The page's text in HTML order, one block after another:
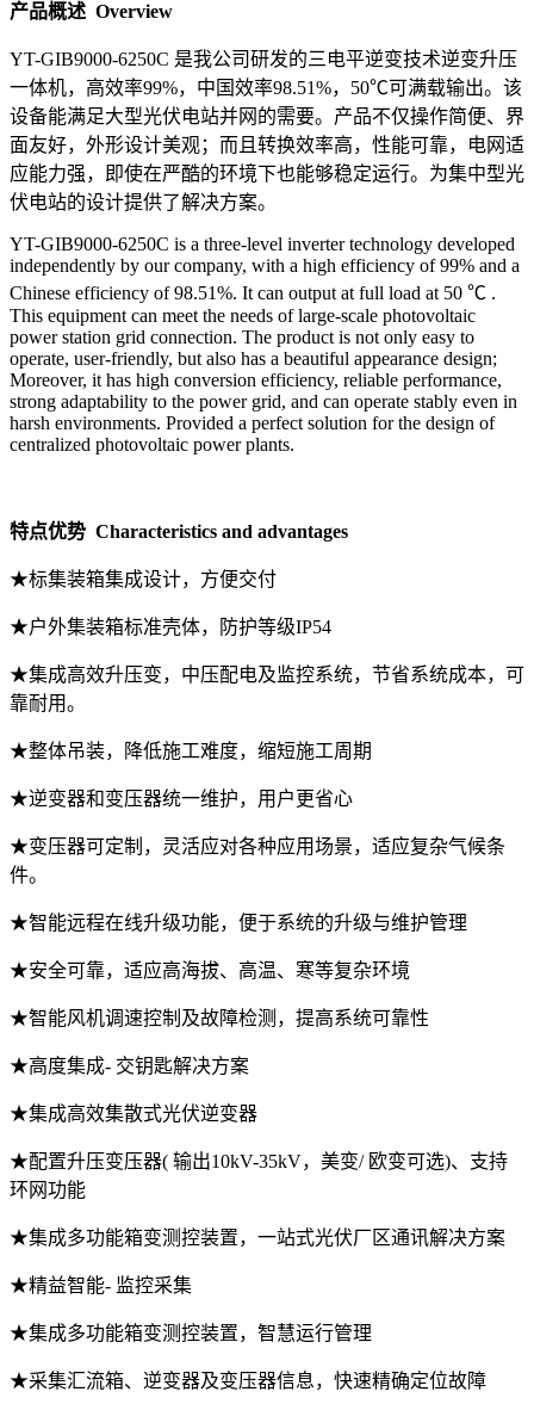
产品概述 Overview
YT-GIB9000-6250C 是我公司研发的三电平逆变技术逆变升压
一体机，高效率99%，中国效率98.51%，50℃可满载输出。该
设备能满足大型光伏电站并网的需要。产品不仅操作简便、界
面友好，外形设计美观；而且转换效率高，性能可靠，电网适
应能力强，即使在严酷的环境下也能够稳定运行。为集中型光
伏电站的设计提供了解决方案。
YT-GIB9000-6250C is a three-level inverter technology developed
independently by our company, with a high efficiency of 99% and a
Chinese efficiency of 98.51%. It can output at full load at 50 ℃ .
This equipment can meet the needs of large-scale photovoltaic
power station grid connection. The product is not only easy to
operate, user-friendly, but also has a beautiful appearance design;
Moreover, it has high conversion efficiency, reliable performance,
strong adaptability to the power grid, and can operate stably even in
harsh environments. Provided a perfect solution for the design of
centralized photovoltaic power plants.
特点优势 Characteristics and advantages
★标集装箱集成设计，方便交付
★户外集装箱标准壳体，防护等级IP54
★集成高效升压变，中压配电及监控系统，节省系统成本，可
靠耐用。
★整体吊装，降低施工难度，缩短施工周期
★逆变器和变压器统一维护，用户更省心
★变压器可定制，灵活应对各种应用场景，适应复杂气候条
件。
★智能远程在线升级功能，便于系统的升级与维护管理
★安全可靠，适应高海拔、高温、寒等复杂环境
★智能风机调速控制及故障检测，提高系统可靠性
★高度集成- 交钥匙解决方案
★集成高效集散式光伏逆变器
★配置升压变压器( 输出10kV-35kV，美变/ 欧变可选)、支持
环网功能
★集成多功能箱变测控装置，一站式光伏厂区通讯解决方案
★精益智能- 监控采集
★集成多功能箱变测控装置，智慧运行管理
★采集汇流箱、逆变器及变压器信息，快速精确定位故障